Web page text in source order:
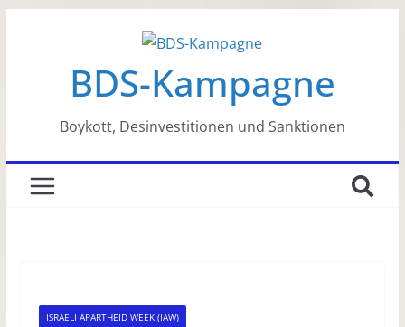
BDS-Kampagne
Boykott, Desinvestitionen und Sanktionen
ISRAELI APARTHEID WEEK (IAW)